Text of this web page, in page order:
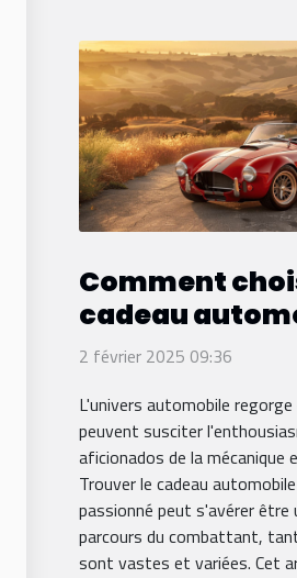
Comment
cadeau
parfait pour les
voitures
2 février 2025 09:36
L'univers automobile
peuvent susciter
aficionados de la mécanique
Trouver le cadeau
passionné peut s'avérer être
parcours du combattant,
sont vastes et variées. Cet